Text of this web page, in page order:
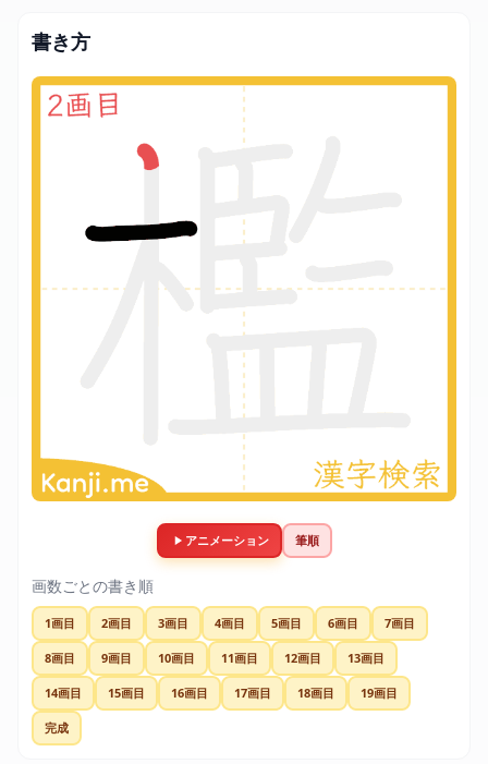
書き方
アニメーション 筆順
画数ごとの書き順
1画目 2画目 3画目 4画目 5画目 6画目 7画目
8画目 9画目 10画目 11画目 12画目 13画目
14画目 15画目 16画目 17画目 18画目 19画目
完成